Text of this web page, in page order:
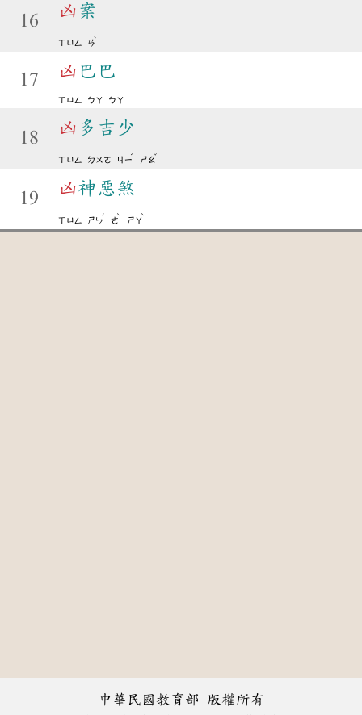
16
凶 案
ㄒㄩㄥ ㄢ
ˋ
17 凶 巴巴
ㄒㄩㄥ ㄅㄚ ㄅㄚ
18
凶 多吉少
ㄒㄩㄥ ㄉㄨㄛ ㄐㄧ
ˊ
ㄕㄠ
ˇ
19
凶神惡煞
ㄒㄩㄥ ㄕㄣ
ˊ
ㄜ
ˋ
ㄕㄚ
ˋ
中華民國教育部 版權所有